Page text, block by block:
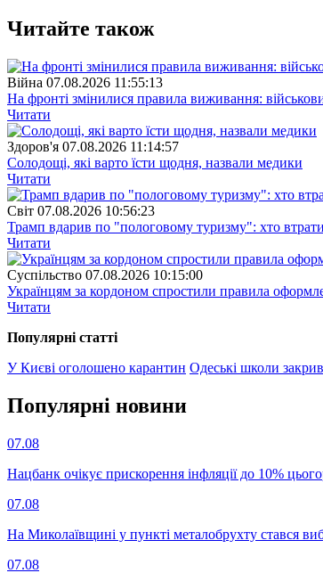
Читайте також
Війна 07.08.2026 11:55:13
На фронті змінилися правила виживання:
Читати
Здоров'я 07.08.2026 11:14:57
Солодощі, які варто їсти щодня, назвали медики
Читати
Свiт 07.08.2026 10:56:23
Трамп вдарив по "пологовому туризму": хто
Читати
Суспiльство 07.08.2026 10:15:00
Українцям за кордоном спростили правила
Читати
Популярнi статтi
У Києві оголошено карантин Одеські школи
Популярнi новини
07.08
Нацбанк очікує прискорення інфляції до 10%
07.08
На Миколаївщині у пункті металобрухту стався
07.08